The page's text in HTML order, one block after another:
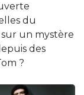
du
un mystère
des
?